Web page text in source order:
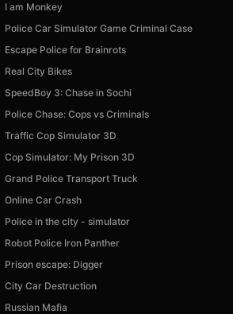
I am Monkey
Police Car Simulator Game Criminal Case
Escape Police for Brainrots
Real City Bikes
SpeedBoy 3: Chase in Sochi
Police Chase: Cops vs Criminals
Traffic Cop Simulator 3D
Cop Simulator: My Prison 3D
Grand Police Transport Truck
Online Car Crash
Police in the city - simulator
Robot Police Iron Panther
Prison escape: Digger
City Car Destruction
Russian Mafia